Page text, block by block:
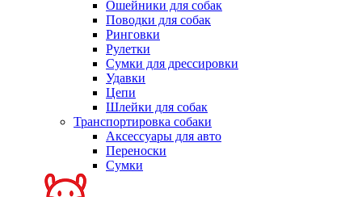
Ошейники для собак
Поводки для собак
Ринговки
Рулетки
Сумки для дрессировки
Удавки
Цепи
Шлейки для собак
Транспортировка собаки
Аксессуары для авто
Переноски
Сумки